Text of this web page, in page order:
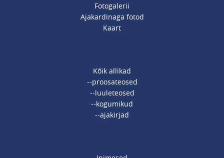
Fotogalerii
Ajakardinaga fotod
Kaart
Kõik allikad
--proosateosed
--luuleteosed
--kogumikud
--ajakirjad